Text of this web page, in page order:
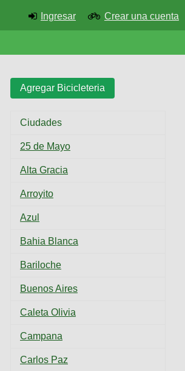
Ingresar Crear una cuenta
Agregar Bicicleteria
Ciudades
25 de Mayo
Alta Gracia
Arroyito
Azul
Bahia Blanca
Bariloche
Buenos Aires
Caleta Olivia
Campana
Carlos Paz